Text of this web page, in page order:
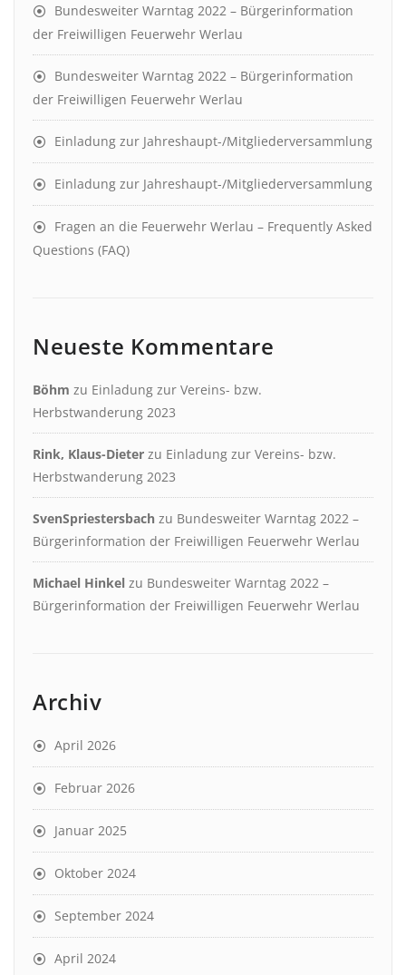
Bundesweiter Warntag 2022 – Bürgerinformation
der Freiwilligen Feuerwehr Werlau
Bundesweiter Warntag 2022 – Bürgerinformation
der Freiwilligen Feuerwehr Werlau
Einladung zur Jahreshaupt-/Mitgliederversammlung
Einladung zur Jahreshaupt-/Mitgliederversammlung
Fragen an die Feuerwehr Werlau – Frequently Asked
Questions (FAQ)
Neueste Kommentare
Böhm zu Einladung zur Vereins- bzw.
Herbstwanderung 2023
Rink, Klaus-Dieter zu Einladung zur Vereins- bzw.
Herbstwanderung 2023
SvenSpriestersbach zu Bundesweiter Warntag 2022 –
Bürgerinformation der Freiwilligen Feuerwehr Werlau
Michael Hinkel zu Bundesweiter Warntag 2022 –
Bürgerinformation der Freiwilligen Feuerwehr Werlau
Archiv
April 2026
Februar 2026
Januar 2025
Oktober 2024
September 2024
April 2024